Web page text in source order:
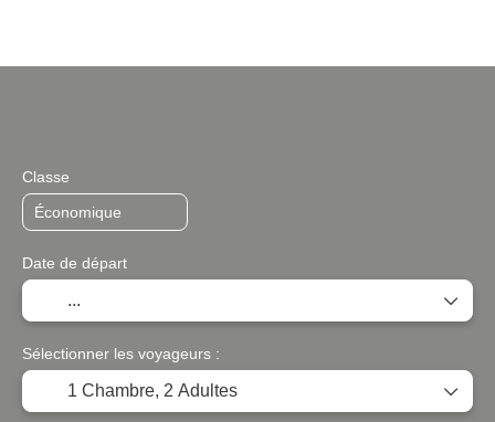
Classe
Date de départ
Sélectionner les voyageurs :
1 Chambre, 2 Adultes